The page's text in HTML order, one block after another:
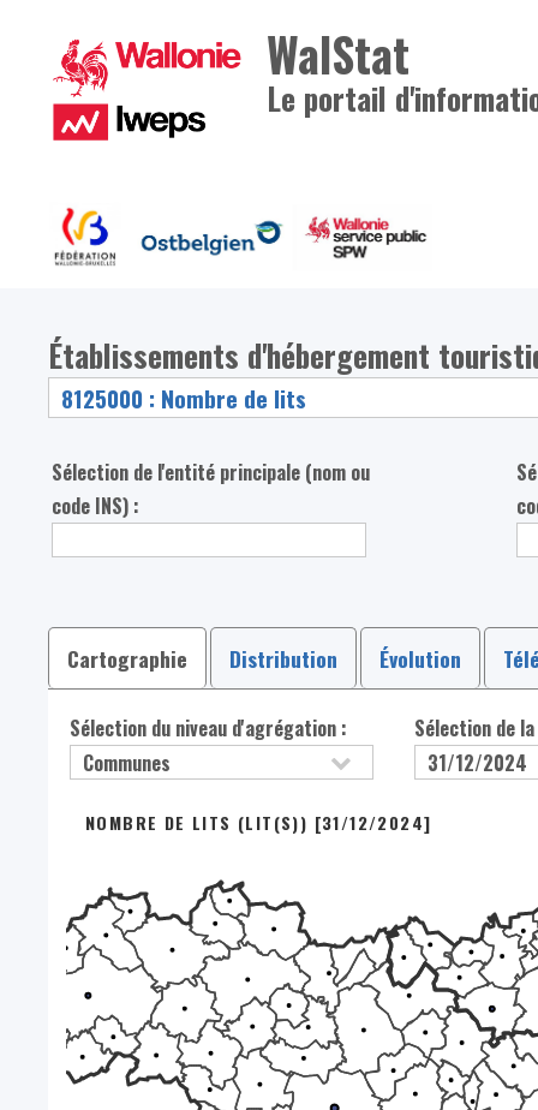
WalStat
Le portail
Établissements d'hébergement
Sélection de l'entité principale (nom ou
code INS) :
Cartographie Distribution Évolution
Sélection du niveau d'agrégation : Sélection de
NOMBRE DE LITS (LIT(S)) [31/12/2024]